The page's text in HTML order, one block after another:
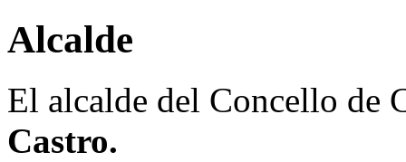
Alcalde
El alcalde del Concello de
Castro.